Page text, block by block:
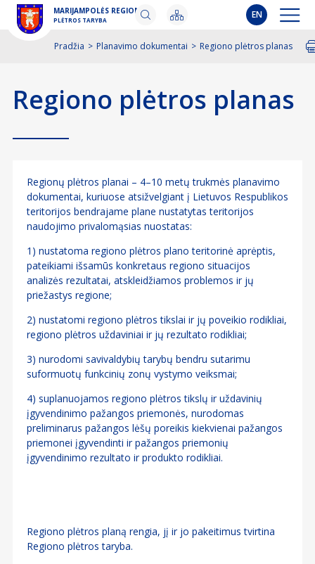
MARIJAMPOLĖS REGIONO
PLĖTROS TARYBA EN
Pradžia > Planavimo dokumentai > Regiono plėtros planas
Regiono plėtros planas
Regionų plėtros planai – 4–10 metų trukmės planavimo
dokumentai, kuriuose atsižvelgiant į Lietuvos Respublikos
teritorijos bendrajame plane nustatytas teritorijos
naudojimo privalomąsias nuostatas:
1) nustatoma regiono plėtros plano teritorinė aprėptis,
pateikiami išsamūs konkretaus regiono situacijos
analizės rezultatai, atskleidžiamos problemos ir jų
priežastys regione;
2) nustatomi regiono plėtros tikslai ir jų poveikio rodikliai,
regiono plėtros uždaviniai ir jų rezultato rodikliai;
3) nurodomi savivaldybių tarybų bendru sutarimu
suformuotų funkcinių zonų vystymo veiksmai;
4) suplanuojamos regiono plėtros tikslų ir uždavinių
įgyvendinimo pažangos priemonės, nurodomas
preliminarus pažangos lėšų poreikis kiekvienai pažangos
priemonei įgyvendinti ir pažangos priemonių
įgyvendinimo rezultato ir produkto rodikliai.
Regiono plėtros planą rengia, jį ir jo pakeitimus tvirtina
Regiono plėtros taryba.